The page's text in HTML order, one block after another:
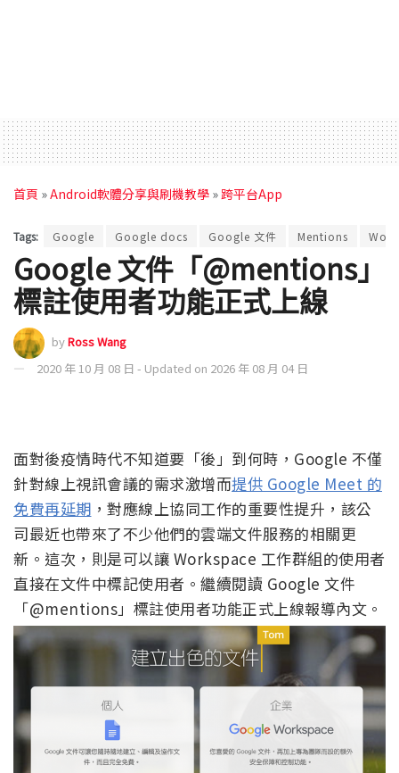
首頁 »Android軟體分享與刷機教學 » 跨平台App
Tags: Google Google docs Google 文件 Mentions
Google 文件「@mentions」
標註使用者功能正式上線
byRoss Wang
2020 年 10 月 08 日 - Updated on 2026 年 08 月 04 日
面對後疫情時代不知道要「後」到何時，Google 不僅
針對線上視訊會議的需求激增而提供 Google Meet 的
免費再延期 ，對應線上協同工作的重要性提升，該公
司最近也帶來了不少他們的雲端文件服務的相關更
新。這次，則是可以讓 Workspace 工作群組的使用者
直接在文件中標記使用者。繼續閱讀 Google 文件
「@mentions」標註使用者功能正式上線報導內文。